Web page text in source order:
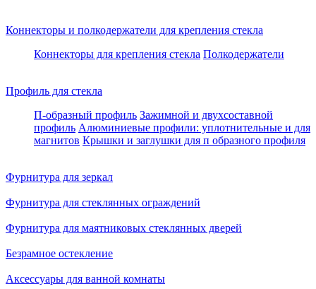
Коннекторы и полкодержатели для крепления стекла
Коннекторы для крепления стекла Полкодержатели
Профиль для стекла
П-образный профиль Зажимной и двухсоставной
профиль Алюминиевые профили: уплотнительные и для
магнитов Крышки и заглушки для п образного профиля
Фурнитура для зеркал
Фурнитура для стеклянных ограждений
Фурнитура для маятниковых стеклянных дверей
Безрамное остекление
Аксессуары для ванной комнаты